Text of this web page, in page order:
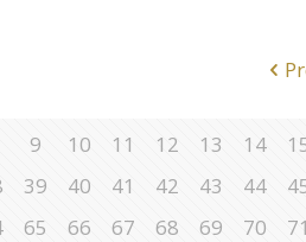
9 10 11 12 13 14
39 40 41 42 43 44
65 66 67 68 69 70 71